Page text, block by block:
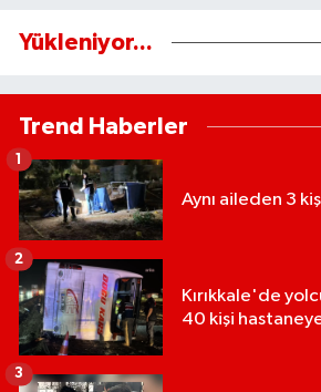
Yükleniyor...
Trend Haberler
Aynı aileden 3
1
Kırıkkale'de
40 kişi hastaneye
2
3